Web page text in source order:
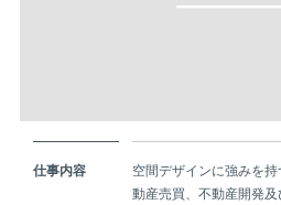
仕事内容
空間デザインに強みを
動産売買、不動産開発